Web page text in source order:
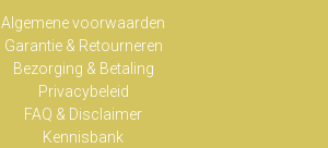
Algemene voorwaarden
Garantie & Retourneren
Bezorging & Betaling
Privacybeleid
FAQ & Disclaimer
Kennisbank